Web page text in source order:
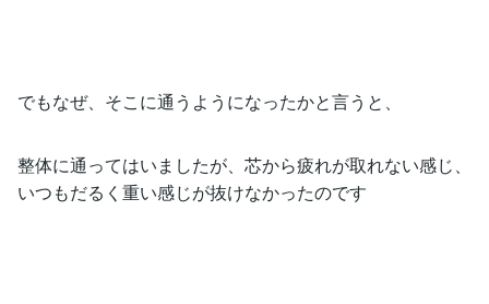
でもなぜ、そこに通うようになったかと言うと、
整体に通ってはいましたが、芯から疲れが取れない感じ、
いつもだるく重い感じが抜けなかったのです